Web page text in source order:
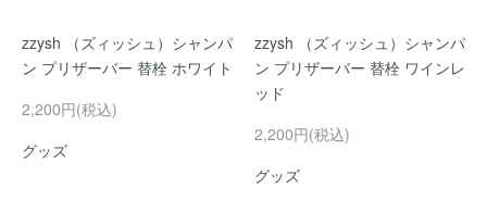
zzysh （ズィッシュ）シャンパ
ン プリザーバー 替栓 ホワイト
2,200円(税込)
グッズ
zzysh （ズィッシュ）シャンパ
ン プリザーバー 替栓 ワインレ
ッド
2,200円(税込)
グッズ